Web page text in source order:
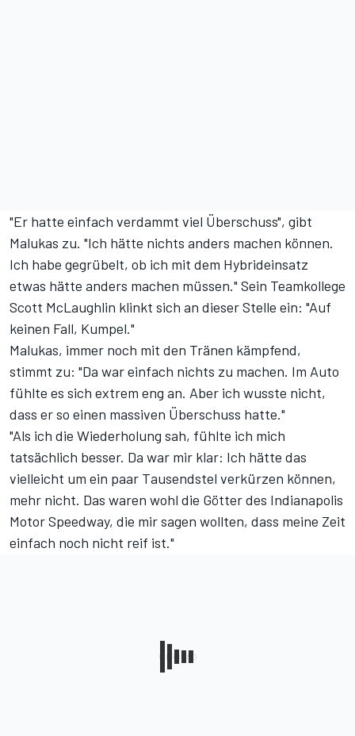
"Er hatte einfach verdammt viel Überschuss", gibt
Malukas zu. "Ich hätte nichts anders machen können.
Ich habe gegrübelt, ob ich mit dem Hybrideinsatz
etwas hätte anders machen müssen." Sein Teamkollege
Scott McLaughlin klinkt sich an dieser Stelle ein: "Auf
keinen Fall, Kumpel."
Malukas, immer noch mit den Tränen kämpfend,
stimmt zu: "Da war einfach nichts zu machen. Im Auto
fühlte es sich extrem eng an. Aber ich wusste nicht,
dass er so einen massiven Überschuss hatte."
"Als ich die Wiederholung sah, fühlte ich mich
tatsächlich besser. Da war mir klar: Ich hätte das
vielleicht um ein paar Tausendstel verkürzen können,
mehr nicht. Das waren wohl die Götter des Indianapolis
Motor Speedway, die mir sagen wollten, dass meine Zeit
einfach noch nicht reif ist."